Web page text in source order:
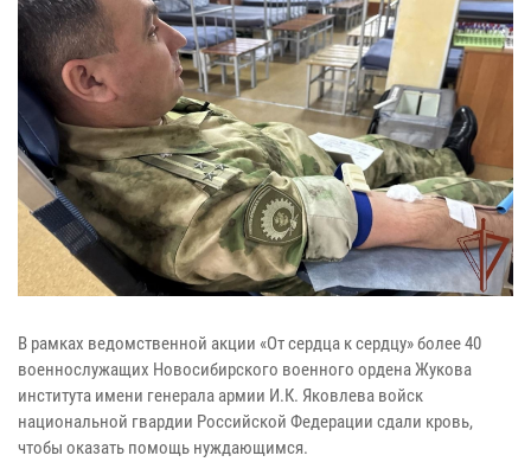
В рамках ведомственной акции «От сердца к сердцу» более 40
военнослужащих Новосибирского военного ордена Жукова
института имени генерала армии И.К. Яковлева войск
национальной гвардии Российской Федерации сдали кровь,
чтобы оказать помощь нуждающимся.